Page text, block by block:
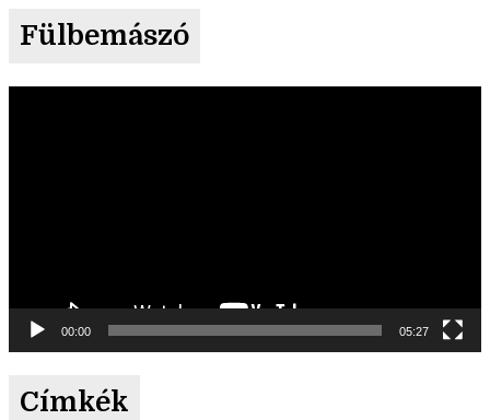
Fülbemászó
00:00 05:27
Címkék